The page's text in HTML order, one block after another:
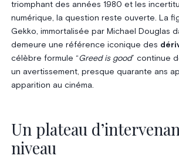
triomphant des années 1980 et les
numérique, la question reste ouverte. La
Gekko, immortalisée par Michael Douglas
demeure une référence iconique des
célèbre formule “Greed is good” continue
un avertissement, presque quarante ans
apparition au cinéma.
Un plateau
niveau